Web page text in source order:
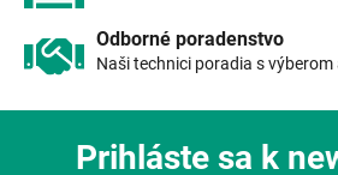
Odborné poradenstvo
Naši technici poradia s
Prihláste sa k